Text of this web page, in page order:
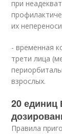
при
их
- временная
трети лица
взрослых.
20 единиц
Правила